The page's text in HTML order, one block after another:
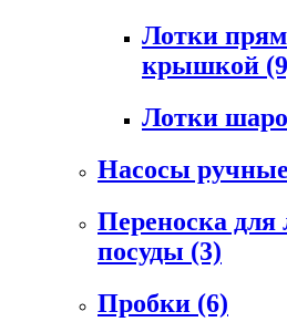
Лотки
крышкой
Лотки
Насосы ручные
Переноска для
посуды (3)
Пробки (6)